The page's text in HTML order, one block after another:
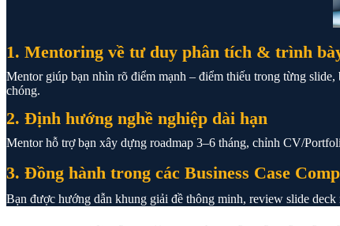
1. Mentoring về tư duy phân tích & trình
Mentor giúp bạn nhìn rõ điểm mạnh – điểm thiếu trong từng
chóng.
2. Định hướng nghề nghiệp dài hạn
Mentor hỗ trợ bạn xây dựng roadmap 3–6 tháng, chỉnh CV/
3. Đồng hành trong các Business Case
Bạn được hướng dẫn khung giải đề thông minh, review slide